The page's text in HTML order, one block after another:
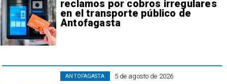
reclamos por cobros irregulares
en el transporte público de
Antofagasta
5 de agosto de 2026
ANTOFAGASTA